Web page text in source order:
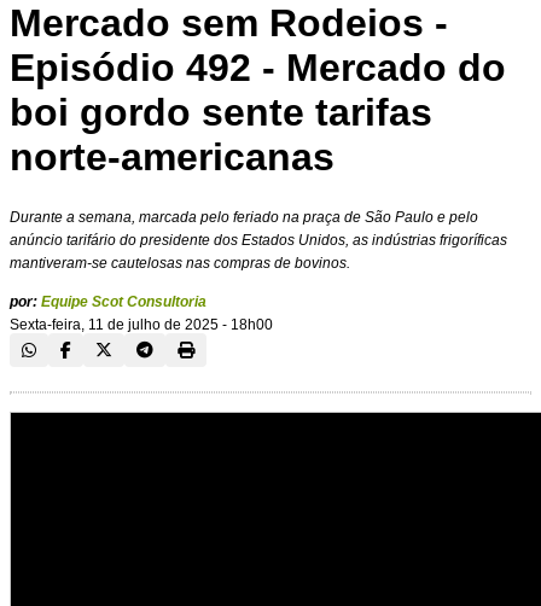
Mercado sem Rodeios -
Episódio 492 - Mercado do
boi gordo sente tarifas
norte-americanas
Durante a semana, marcada pelo feriado na praça de São Paulo e pelo
anúncio tarifário do presidente dos Estados Unidos, as indústrias frigoríficas
mantiveram-se cautelosas nas compras de bovinos.
por: Equipe Scot Consultoria
Sexta-feira, 11 de julho de 2025 - 18h00